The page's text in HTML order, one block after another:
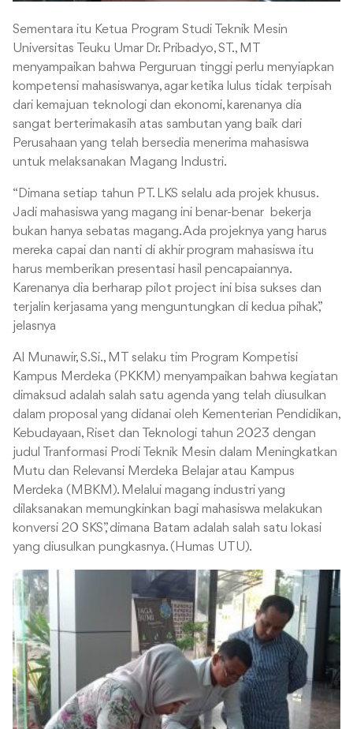
Sementara itu Ketua Program Studi Teknik Mesin
Universitas Teuku Umar Dr. Pribadyo, ST., MT
menyampaikan bahwa Perguruan tinggi perlu menyiapkan
kompetensi mahasiswanya, agar ketika lulus tidak terpisah
dari kemajuan teknologi dan ekonomi, karenanya dia
sangat berterimakasih atas sambutan yang baik dari
Perusahaan yang telah bersedia menerima mahasiswa
untuk melaksanakan Magang Industri.
“Dimana setiap tahun PT. LKS selalu ada projek khusus.
Jadi mahasiswa yang magang ini benar-benar bekerja
bukan hanya sebatas magang. Ada projeknya yang harus
mereka capai dan nanti di akhir program mahasiswa itu
harus memberikan presentasi hasil pencapaiannya.
Karenanya dia berharap pilot project ini bisa sukses dan
terjalin kerjasama yang menguntungkan di kedua pihak,”
jelasnya
Al Munawir, S.Si., MT selaku tim Program Kompetisi
Kampus Merdeka (PKKM) menyampaikan bahwa kegiatan
dimaksud adalah salah satu agenda yang telah diusulkan
dalam proposal yang didanai oleh Kementerian Pendidikan,
Kebudayaan, Riset dan Teknologi tahun 2023 dengan
judul Tranformasi Prodi Teknik Mesin dalam Meningkatkan
Mutu dan Relevansi Merdeka Belajar atau Kampus
Merdeka (MBKM). Melalui magang industri yang
dilaksanakan memungkinkan bagi mahasiswa melakukan
konversi 20 SKS”, dimana Batam adalah salah satu lokasi
yang diusulkan pungkasnya. (Humas UTU).